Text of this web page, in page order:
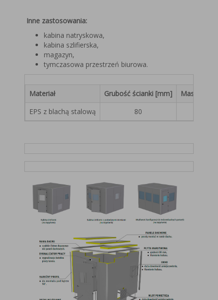
Inne zastosowania:
kabina natryskowa,
kabina szlifierska,
magazyn,
tymczasowa przestrzeń biurowa.
Materiał Grubość ścianki [mm]
Masa [kg/
EPS z blachą stalową
80